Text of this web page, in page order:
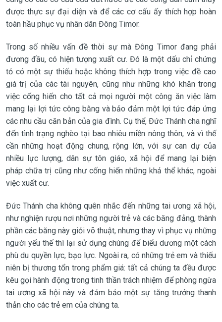
được thực sự đại diện và để các cơ cấu ấy thích hợp hoàn
toàn hầu phục vụ nhân dân Đông Timor.
Trong số nhiều vấn đề thời sự mà Đông Timor đang phải
đương đầu, có hiện tượng xuất cư. Đó là một dấu chỉ chứng
tỏ có một sự thiếu hoặc không thích hợp trong việc đề cao
giá trị của các tài nguyên, cũng như những khó khăn trong
việc cống hiến cho tất cả mọi người một công ăn việc làm
mang lại lợi tức công bằng và bảo đảm một lợi tức đáp ứng
các nhu cầu căn bản của gia đình. Cụ thể, Đức Thánh cha nghĩ
đến tình trạng nghèo tại bao nhiêu miền nông thôn, và vì thế
cần những hoạt động chung, rộng lớn, với sự can dự của
nhiều lực lượng, dân sự tôn giáo, xã hội để mang lại biện
pháp chữa trị cũng như cống hiến những khả thể khác, ngoài
việc xuất cư.
Đức Thánh cha không quên nhắc đến những tai ương xã hội,
như nghiện rượu nơi những người trẻ và các băng đảng, thành
phần các băng này giỏi võ thuật, nhưng thay vì phục vụ những
người yếu thế thì lại sử dụng chúng để biểu dương một cách
phù du quyền lực, bạo lực. Ngoài ra, có những trẻ em và thiếu
niên bị thương tổn trong phẩm giá: tất cả chúng ta đều được
kêu gọi hành động trong tinh thần trách nhiệm để phòng ngừa
tai ương xã hội này và đảm bảo một sự tăng trưởng thanh
thản cho các trẻ em của chúng ta.